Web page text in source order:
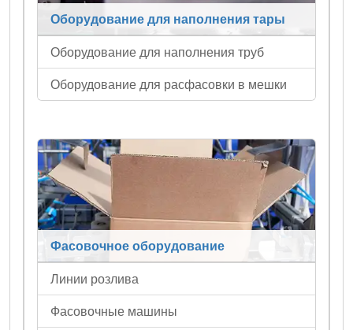
Оборудование для наполнения тары
Оборудование для наполнения труб
Оборудование для расфасовки в мешки
Фасовочное оборудование
Линии розлива
Фасовочные машины